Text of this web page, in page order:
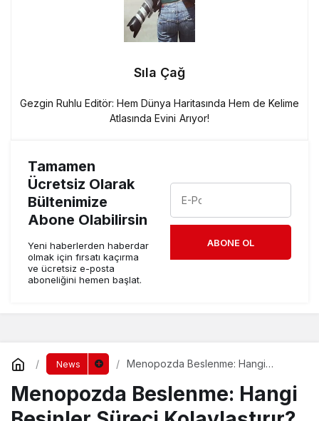
Sıla Çağ
Gezgin Ruhlu Editör: Hem Dünya Haritasında Hem de Kelime
Atlasında Evini Arıyor!
Tamamen
Ücretsiz Olarak
Bültenimize
Abone Olabilirsin
Yeni haberlerden haberdar
olmak için fırsatı kaçırma
ve ücretsiz e-posta
aboneliğini hemen başlat.
ABONE OL
News
Menopozda Beslenme: Hangi
Menopozda Beslenme: Hangi